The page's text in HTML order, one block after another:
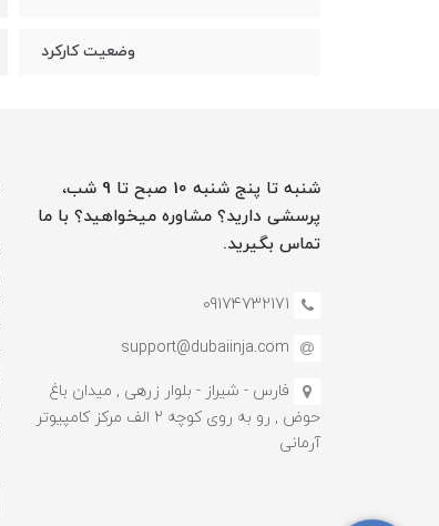
وضعیت کارکرد
شنبه تا پنج شنبه 10 صبح تا 9 شب،
پرسشی دارید؟ مشاوره میخواهید؟ با ما
تماس بگیرید.
09174732171
support@dubaiinja.com
فارس - شیراز - بلوار زرهی , میدان باغ
حوض , رو به روی کوچه 2 الف مرکز کامپیوتر
آرمانی